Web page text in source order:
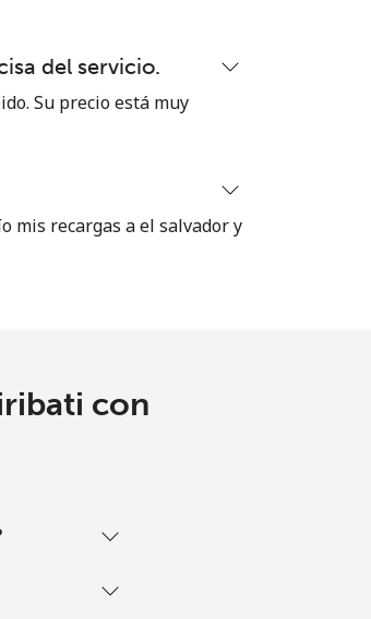
del servicio.
Su precio está muy
mis recargas a el salvador y
con